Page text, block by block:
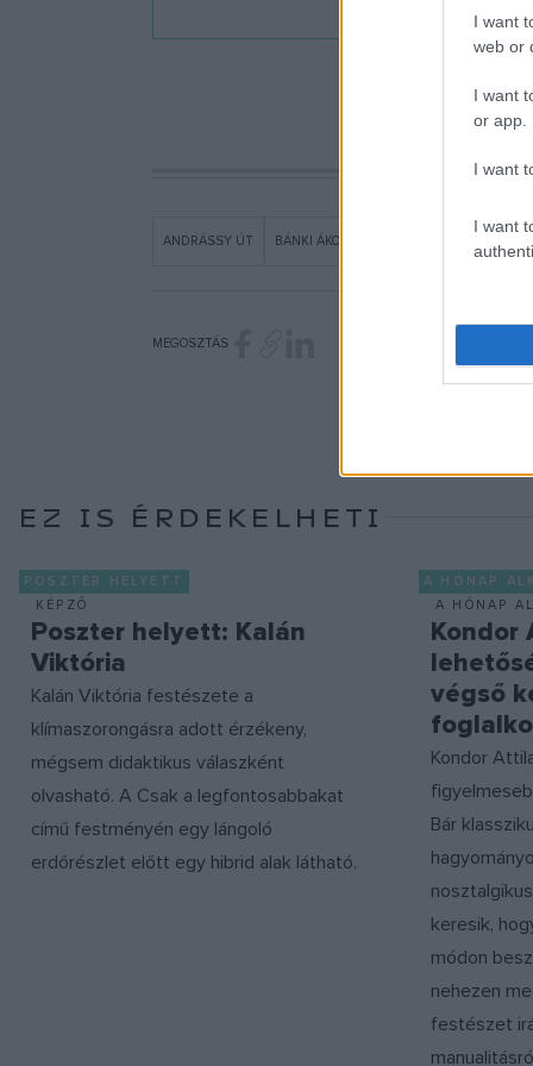
I want
web or
I want
or app.
I want
I want
ANDRÁSSY ÚT BÁNKI ÁKOS
MEGOSZTÁS
EZ IS ÉRDEKELHETI
POSZTER HELYETT
KÉPZŐ
Poszter helyett: Kalán
Viktória
Kalán Viktória festészete a
klímaszorongásra adott érzékeny,
mégsem didaktikus válaszként
olvasható. A Csak a legfontosabbakat
című festményén egy lángoló
erdőrészlet előtt egy hibrid alak látható.
A HÓNAP
A HÓNAP
Kondor
végső
Kondor
Bár
keresik,
módon
nehezen
festészet